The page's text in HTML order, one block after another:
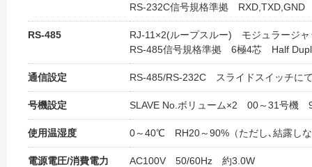
RS-232C信号規格準拠 RXD,TXD,GND
RS-485
RJ-11×2(ループスルー) モジュラージャ
RS-485信号規格準拠 6極4芯 Half
通信設定 RS-485/RS-232C スライドスイッチに
号機設定 SLAVE No.ボリューム×2 00～31号機
使用温湿度 0～40℃ RH20～90%（ただし､結露し
電源電圧/消費電力 AC100V 50/60Hz 約3.0W